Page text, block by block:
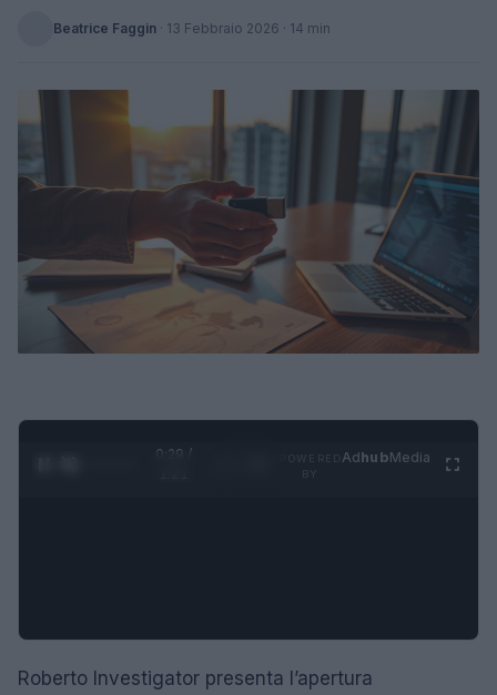
Beatrice Faggin · 13 Febbraio 2026 · 14 min
0:30 /
AdhubMedia
Roberto Investigator presenta l’apertura